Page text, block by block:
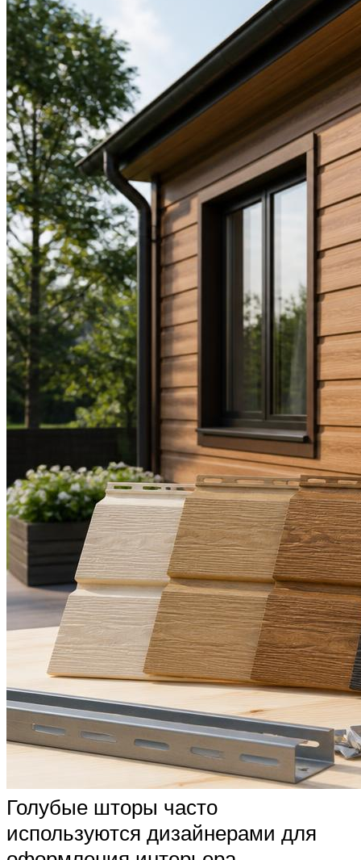
Голубые шторы часто
используются дизайнерами для